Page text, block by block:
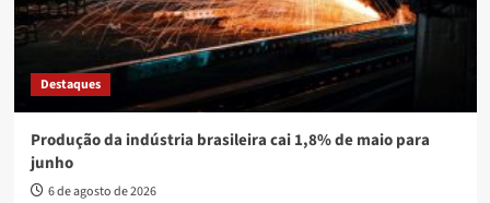
Destaques
Produção da indústria brasileira cai 1,8% de maio para
junho
6 de agosto de 2026